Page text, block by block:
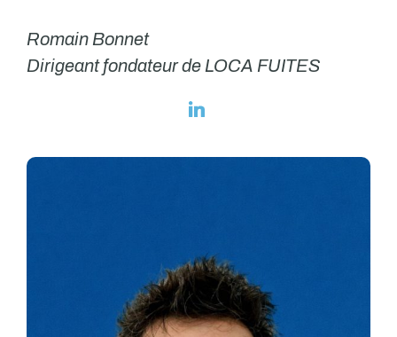
Romain Bonnet
Dirigeant fondateur de LOCA FUITES